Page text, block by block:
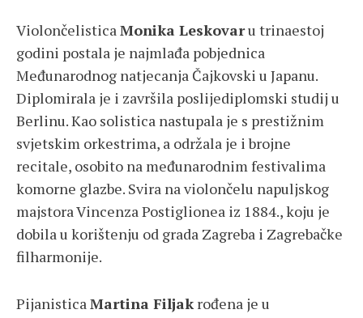
ViolončelisticaMonika Leskovaru trinaestoj
godini postala je najmlađa pobjednica
Međunarodnog natjecanja Čajkovski u Japanu.
Diplomirala je i završila poslijediplomski studij u
Berlinu. Kao solistica nastupala je s prestižnim
svjetskim orkestrima, a održala je i brojne
recitale, osobito na međunarodnim festivalima
komorne glazbe. Svira na violončelu napuljskog
majstora Vincenza Postiglionea iz 1884., koju je
dobila u korištenju od grada Zagreba i Zagrebačke
filharmonije.
PijanisticaMartina Filjakrođena je u